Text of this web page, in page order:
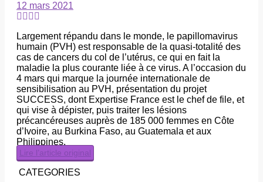
12 mars 2021
Largement répandu dans le monde, le papillomavirus
humain (PVH) est responsable de la quasi-totalité des
cas de cancers du col de l’utérus, ce qui en fait la
maladie la plus courante liée à ce virus. A l’occasion du
4 mars qui marque la journée internationale de
sensibilisation au PVH, présentation du projet
SUCCESS, dont Expertise France est le chef de file, et
qui vise à dépister, puis traiter les lésions
précancéreuses auprès de 185 000 femmes en Côte
d’Ivoire, au Burkina Faso, au Guatemala et aux
Philippines.
Lire l’article original
CATEGORIES